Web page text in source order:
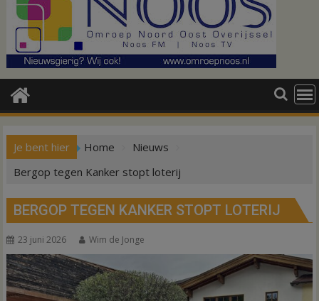
Je bent hier Home
Nieuws
Bergop tegen Kanker stopt loterij
BERGOP TEGEN KANKER STOPT LOTERIJ
23 juni 2026 Wim de Jonge